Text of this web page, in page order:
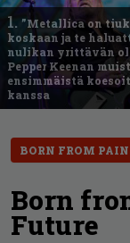
1. ”Metallica on
koskaan ja te
nulikan yrittävän
Pepper Keenan
ensimmäistä
kanssa
BORN FROM PAIN
Born
Future